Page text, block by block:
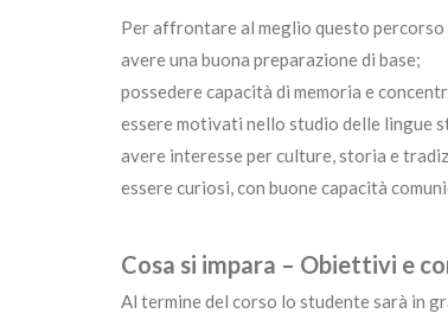
Per affrontare al meglio questo
avere una buona preparazione di base;
possedere capacità di memoria e
essere motivati nello studio delle lingue
avere interesse per culture, storia e
essere curiosi, con buone capacità
Cosa si impara – Obiettivi e
Al termine del corso lo studente sarà in